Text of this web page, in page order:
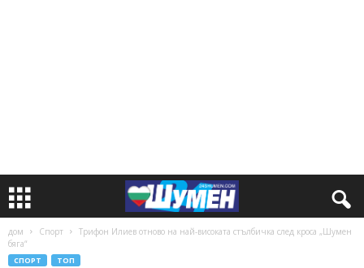
дом Спорт
Трифон Илиев отново на най-високата стълбичка след кроса „Шумен
бяга“
СПОРТ ТОП